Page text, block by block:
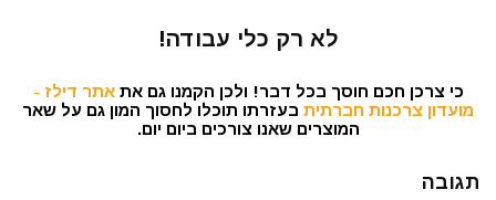
לא רק כלי עבודה!
כי צרכן חכם חוסך בכל דבר! ולכן הקמנו גם אתאתר דילז -
מועדון צרכנות חברתית בעזרתו תוכלו לחסוך המון גם על שאר
המוצרים שאנו צורכים ביום יום.
תגובה